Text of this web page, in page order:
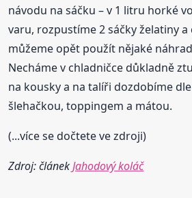
návodu na sáčku – v 1 litru horké
varu, rozpustíme 2 sáčky želatiny
můžeme opět použít nějaké
Necháme v chladničce důkladně
na kousky a na talíři dozdobíme
šlehačkou, toppingem a mátou.
(...více se dočtete ve zdroji)
Zdroj: článekJahodový koláč